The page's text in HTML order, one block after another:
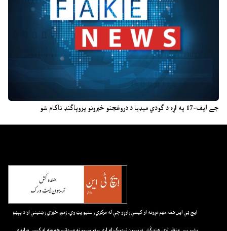
جے ایف-17 په اړه د ګودي میډیا د دروغجنو خبرونو پروپاګنډ ناکام شو
ايچ ټي اين هغه مهم غږونه او کيسې راوړو چې له مرکزي رسنيو پټ وي. زموږ خبري رښتيني او د پېښو